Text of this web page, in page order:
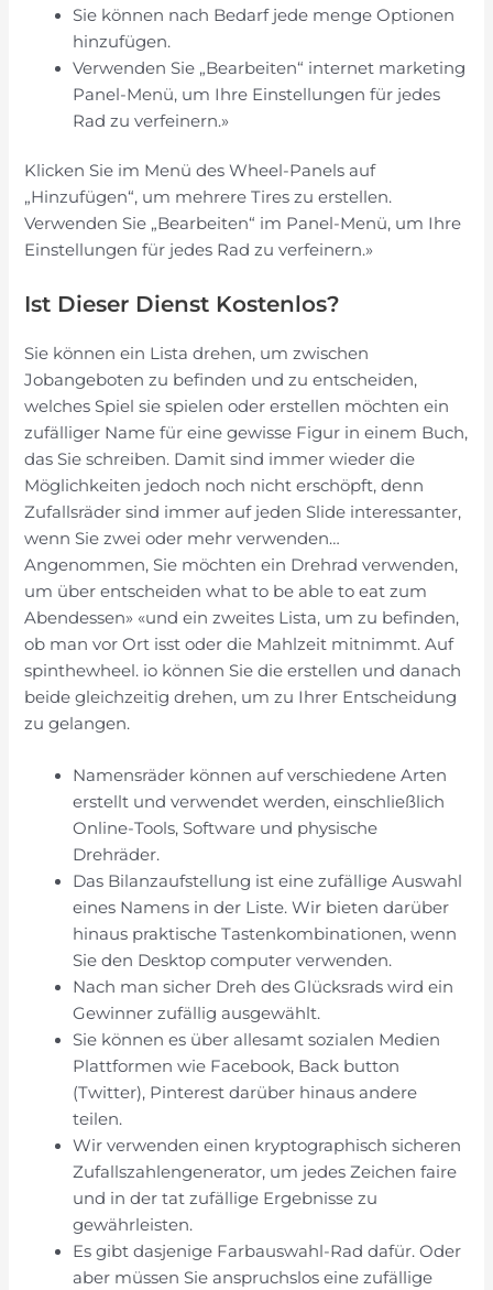
Sie können nach Bedarf jede menge Optionen
hinzufügen.
Verwenden Sie „Bearbeiten“ internet marketing
Panel-Menü, um Ihre Einstellungen für jedes
Rad zu verfeinern.»
Klicken Sie im Menü des Wheel-Panels auf
„Hinzufügen“, um mehrere Tires zu erstellen.
Verwenden Sie „Bearbeiten“ im Panel-Menü, um Ihre
Einstellungen für jedes Rad zu verfeinern.»
Ist Dieser Dienst Kostenlos?
Sie können ein Lista drehen, um zwischen
Jobangeboten zu befinden und zu entscheiden,
welches Spiel sie spielen oder erstellen möchten ein
zufälliger Name für eine gewisse Figur in einem Buch,
das Sie schreiben. Damit sind immer wieder die
Möglichkeiten jedoch noch nicht erschöpft, denn
Zufallsräder sind immer auf jeden Slide interessanter,
wenn Sie zwei oder mehr verwenden…
Angenommen, Sie möchten ein Drehrad verwenden,
um über entscheiden what to be able to eat zum
Abendessen» «und ein zweites Lista, um zu befinden,
ob man vor Ort isst oder die Mahlzeit mitnimmt. Auf
spinthewheel. io können Sie die erstellen und danach
beide gleichzeitig drehen, um zu Ihrer Entscheidung
zu gelangen.
Namensräder können auf verschiedene Arten
erstellt und verwendet werden, einschließlich
Online-Tools, Software und physische
Drehräder.
Das Bilanzaufstellung ist eine zufällige Auswahl
eines Namens in der Liste. Wir bieten darüber
hinaus praktische Tastenkombinationen, wenn
Sie den Desktop computer verwenden.
Nach man sicher Dreh des Glücksrads wird ein
Gewinner zufällig ausgewählt.
Sie können es über allesamt sozialen Medien
Plattformen wie Facebook, Back button
(Twitter), Pinterest darüber hinaus andere
teilen.
Wir verwenden einen kryptographisch sicheren
Zufallszahlengenerator, um jedes Zeichen faire
und in der tat zufällige Ergebnisse zu
gewährleisten.
Es gibt dasjenige Farbauswahl-Rad dafür. Oder
aber müssen Sie anspruchslos eine zufällige